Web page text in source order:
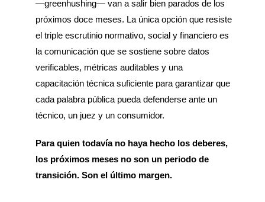
—greenhushing— van a salir bien parados de los
próximos doce meses. La única opción que resiste
el triple escrutinio normativo, social y financiero es
la comunicación que se sostiene sobre datos
verificables, métricas auditables y una
capacitación técnica suficiente para garantizar que
cada palabra pública pueda defenderse ante un
técnico, un juez y un consumidor.
Para quien todavía no haya hecho los deberes,
los próximos meses no son un periodo de
transición. Son el último margen.